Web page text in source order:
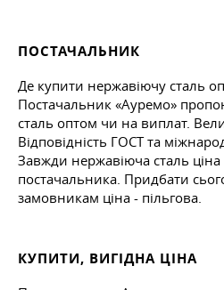
ПОСТАЧАЛЬНИК
Де купити нержавіючу сталь
Постачальник «Ауремо»
сталь оптом чи на виплат.
Відповідність ГОСТ та
Завжди нержавіюча сталь
постачальника. Придбати
замовникам ціна - пільгова.
КУПИТИ, ВИГІДНА ЦІНА